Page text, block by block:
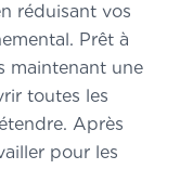
réduisant vos
Prêt à
maintenant une
toutes les
Après
pour les